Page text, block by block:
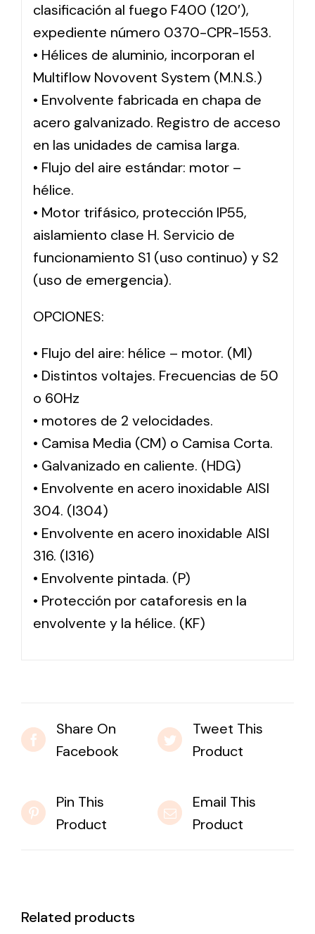
clasificación al fuego F400 (120′),
expediente número 0370-CPR-1553.
• Hélices de aluminio, incorporan el
Multiflow Novovent System (M.N.S.)
• Envolvente fabricada en chapa de
acero galvanizado. Registro de acceso
en las unidades de camisa larga.
• Flujo del aire estándar: motor –
hélice.
• Motor trifásico, protección IP55,
aislamiento clase H. Servicio de
funcionamiento S1 (uso continuo) y S2
(uso de emergencia).
OPCIONES:
• Flujo del aire: hélice – motor. (MI)
• Distintos voltajes. Frecuencias de 50
o 60Hz
• motores de 2 velocidades.
• Camisa Media (CM) o Camisa Corta.
• Galvanizado en caliente. (HDG)
• Envolvente en acero inoxidable AISI
304. (I304)
• Envolvente en acero inoxidable AISI
316. (I316)
• Envolvente pintada. (P)
• Protección por cataforesis en la
envolvente y la hélice. (KF)
Share On
Facebook
Tweet This
Product
Pin This
Product
Email This
Product
Related products